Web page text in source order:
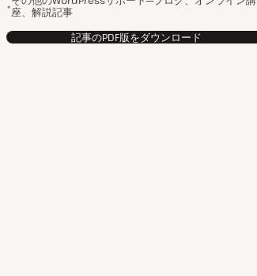
座、解説記事
記事のPDF版をダウンロード